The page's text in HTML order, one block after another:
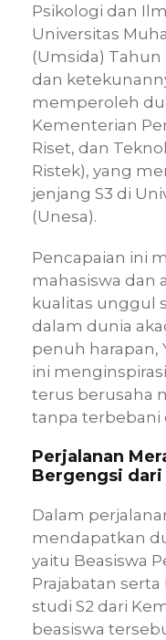
Psikologi dan
Universitas
(Umsida) Tahun
dan
memperoleh
Kementerian
Riset, dan
Ristek), yang
jenjang S3 di
(Unesa).
Pencapaian ini
mahasiswa dan
kualitas unggul
dalam dunia
penuh harapan,
ini
terus berusaha
tanpa terbebani
Perjalanan
Bergengsi
Dalam
mendapatkan
yaitu Beasiswa
Prajabatan
studi S2 dari
beasiswa